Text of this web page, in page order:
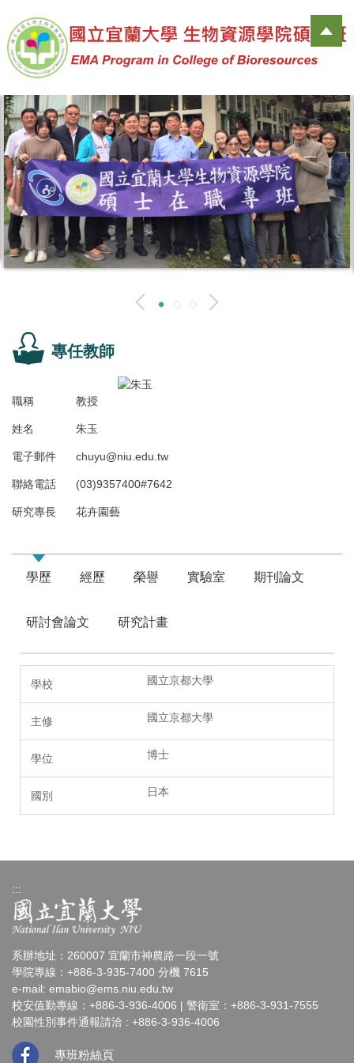
到
主
要
容
區
專任教師
職稱 教授
姓名 朱玉
電子郵件 chuyu@niu.edu.tw
聯絡電話 (03)9357400#7642
研究專長 花卉園藝
學歷 經歷 榮譽 實驗室 期刊論文
研討會論文 研究計畫
國立京都大學
國立京都大學
博士
日本
:::
系辦地址：260007 宜蘭市神農路一段一號
學院專線：+886-3-935-7400 分機 7615
e-mail: emabio@ems.niu.edu.tw
校安值勤專線：+886-3-936-4006 | 警衛室：+886-3-931-7555
校園性別事件通報請洽 : +886-3-936-4006
專班粉絲頁